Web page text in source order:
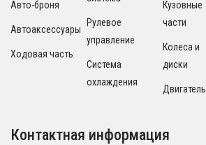
Авто-броня
Автоаксессуары
Ходовая часть
Рулевое
управление
Система
охлаждения
Кузовные
части
Колеса и
диски
Двигатель
Контактная информация